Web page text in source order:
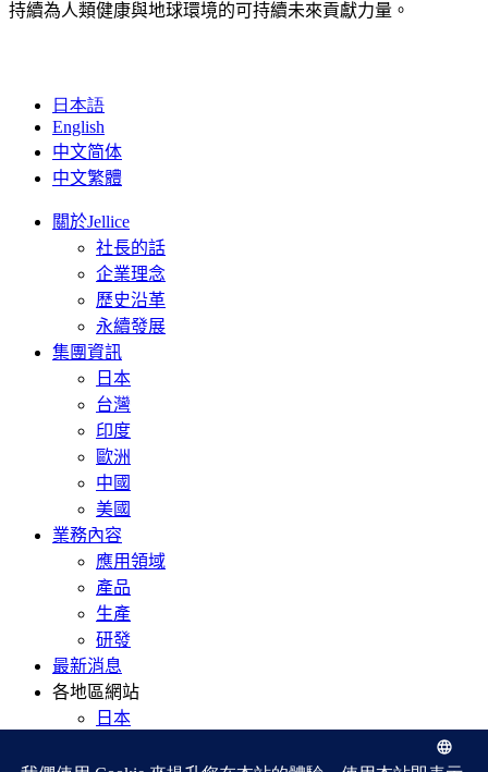
持續為人類健康與地球環境的可持續未來貢獻力量。
日本語
English
中文简体
中文繁體
關於Jellice
社長的話
企業理念
歷史沿革
永續發展
集團資訊
日本
台灣
印度
歐洲
中國
美國
業務內容
應用領域
產品
生產
研發
最新消息
各地區網站
日本